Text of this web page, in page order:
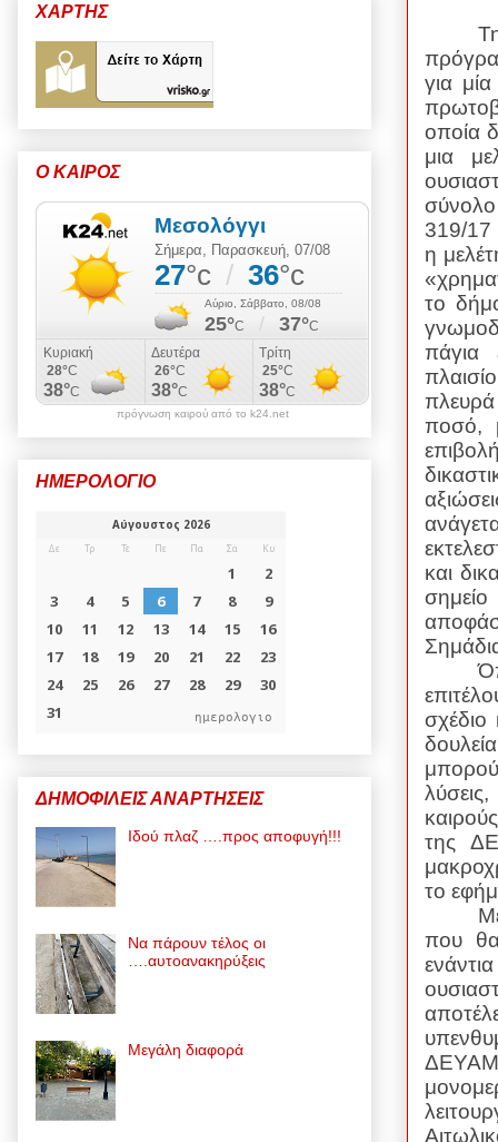
για
οποία
μια
319/17
η
το
πάγια
ποσό,
και
σχέδιο
της
το
που θα
ΔΕΥΑΜ,
ΧΑΡΤΗΣ
Ο ΚΑΙΡΟΣ
πρόγνωση καιρού από το k24.net
ΗΜΕΡΟΛΟΓΙΟ
ημερολογιο
ΔΗΜΟΦΙΛΕΙΣ ΑΝΑΡΤΗΣΕΙΣ
Ιδού πλαζ ….προς αποφυγή!!!
Να πάρουν τέλος οι
….αυτοανακηρύξεις
Μεγάλη διαφορά